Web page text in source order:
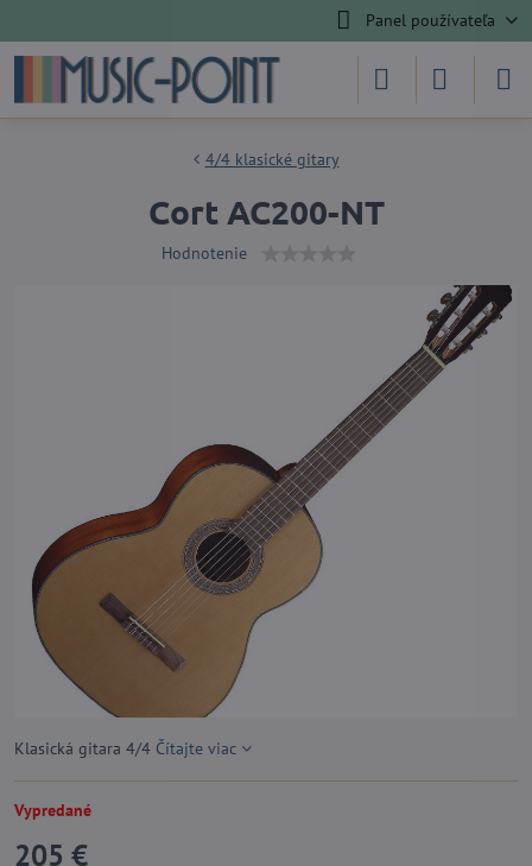
Panel používateľa
4/4 klasické gitary
Cort AC200-NT
Hodnotenie
Klasická gitara 4/4 Čítajte viac
Vypredané
205 €